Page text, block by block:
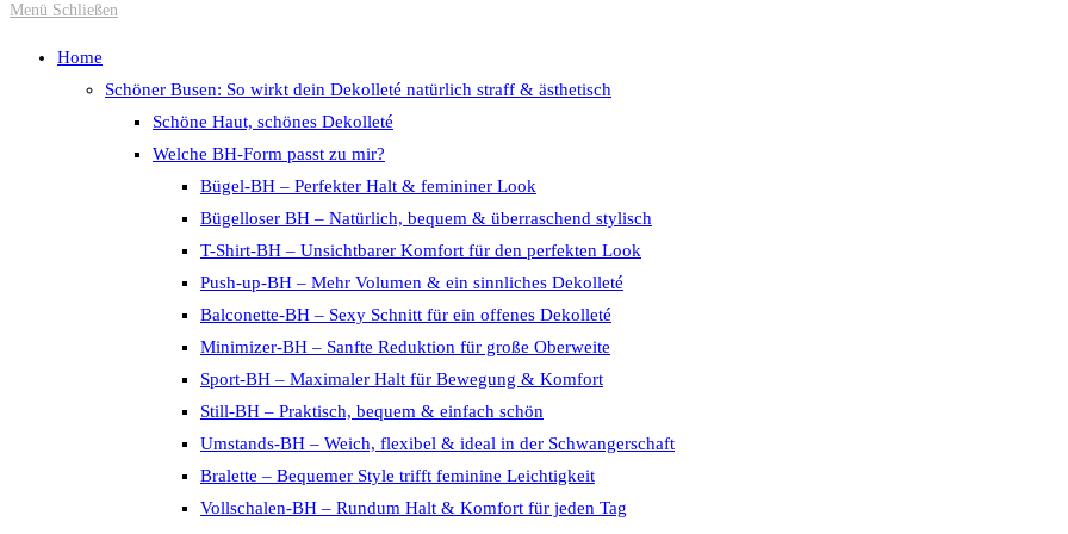
the
search
panel.
Menü Schließen
Home
Schöner Busen: So wirkt dein Dekolleté natürlich straff & ästhetisch
Schöne Haut, schönes Dekolleté
Welche BH-Form passt zu mir?
Bügel-BH – Perfekter Halt & femininer Look
Bügelloser BH – Natürlich, bequem & überraschend stylisch
T-Shirt-BH – Unsichtbarer Komfort für den perfekten Look
Push-up-BH – Mehr Volumen & ein sinnliches Dekolleté
Balconette-BH – Sexy Schnitt für ein offenes Dekolleté
Minimizer-BH – Sanfte Reduktion für große Oberweite
Sport-BH – Maximaler Halt für Bewegung & Komfort
Still-BH – Praktisch, bequem & einfach schön
Umstands-BH – Weich, flexibel & ideal in der Schwangerschaft
Bralette – Bequemer Style trifft feminine Leichtigkeit
Vollschalen-BH – Rundum Halt & Komfort für jeden Tag